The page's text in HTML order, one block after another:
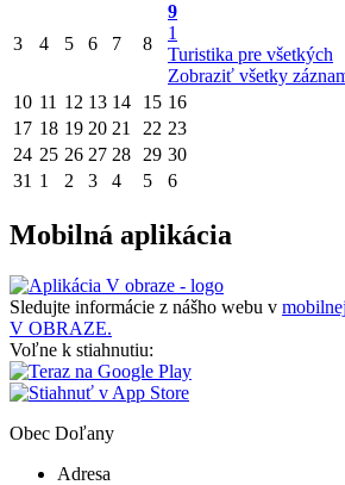
3 4 5 6 7 8
9
1
Turistika pre všetkých
Zobraziť všetky
10 11 12 13 14 15 16
17 18 19 20 21 22 23
24 25 26 27 28 29 30
31 1 2 3 4 5 6
Mobilná aplikácia
Sledujte informácie z nášho webu v
V OBRAZE.
Voľne k stiahnutiu:
Obec Doľany
Adresa